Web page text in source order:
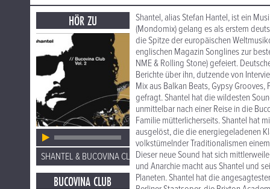
HÖR ZU
SHANTEL & BUCOVINA CLUB ORKESTRA
BUCOVINA CLUB
Shantel, alias Stefan Hantel, ist ein
(Mondomix) gelang es als erstem
die Spitze der europäischen
englischen Magazin Songlines zur
NME & Rolling Stone) gefeiert.
Berichte über ihn, dutzende von
Mix aus Balkan Beats, Gypsy
gefragt. Shantel hat die wildesten
unmittelbar nach einer Reise in die
Familie mütterlicherseits. Shantel hat
ausgelöst, die die energiegeladenen
volkstümelnder Traditionalismen
Dieser neue Sound hat sich
und Anarchie macht aus Shantel und
Planeten. Shantel hat die